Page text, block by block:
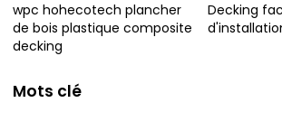
wpc hohecotech plancher
de bois plastique composite
decking
Decking
Mots clé